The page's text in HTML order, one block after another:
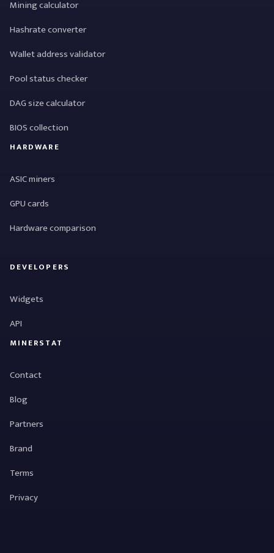
Mining calculator
Hashrate converter
Wallet address validator
Pool status checker
DAG size calculator
BIOS collection
HARDWARE
ASIC miners
GPU cards
Hardware comparison
DEVELOPERS
Widgets
API
MINERSTAT
Contact
Blog
Partners
Brand
Terms
Privacy